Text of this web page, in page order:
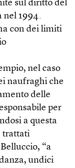
sul diritto del
nel 1994.
con dei limiti
nel caso
naufraghi che
delle
per
a questa
trattati
“a
undici